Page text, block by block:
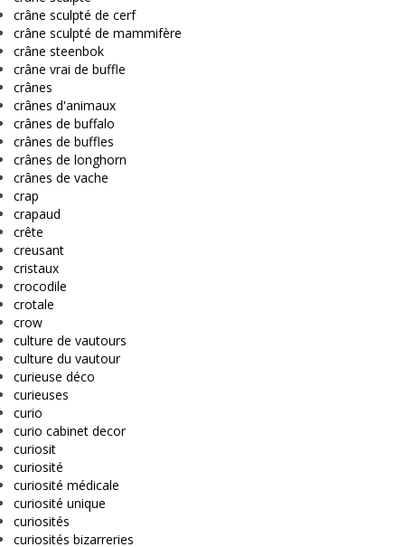
crâne sculpté de cerf
crâne sculpté de mammifère
crâne steenbok
crâne vrai de buffle
crânes
crânes d'animaux
crânes de buffalo
crânes de buffles
crânes de longhorn
crânes de vache
crap
crapaud
crête
creusant
cristaux
crocodile
crotale
crow
culture de vautours
culture du vautour
curieuse déco
curieuses
curio
curio cabinet decor
curiosit
curiosité
curiosité médicale
curiosité unique
curiosités
curiosités bizarreries